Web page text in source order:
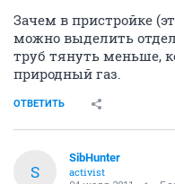
Зачем в пристройке
можно выделить
труб тянуть меньше,
природный газ.
ОТВЕТИТЬ
S
SibHunter
activist